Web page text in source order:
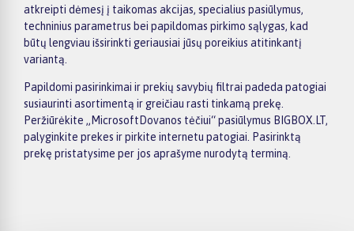
atkreipti dėmesį į taikomas akcijas, specialius pasiūlymus,
techninius parametrus bei papildomas pirkimo sąlygas, kad
būtų lengviau išsirinkti geriausiai jūsų poreikius atitinkantį
variantą.
Papildomi pasirinkimai ir prekių savybių filtrai padeda patogiai
susiaurinti asortimentą ir greičiau rasti tinkamą prekę.
Peržiūrėkite „MicrosoftDovanos tėčiui“ pasiūlymus BIGBOX.LT,
palyginkite prekes ir pirkite internetu patogiai. Pasirinktą
prekę pristatysime per jos aprašyme nurodytą terminą.